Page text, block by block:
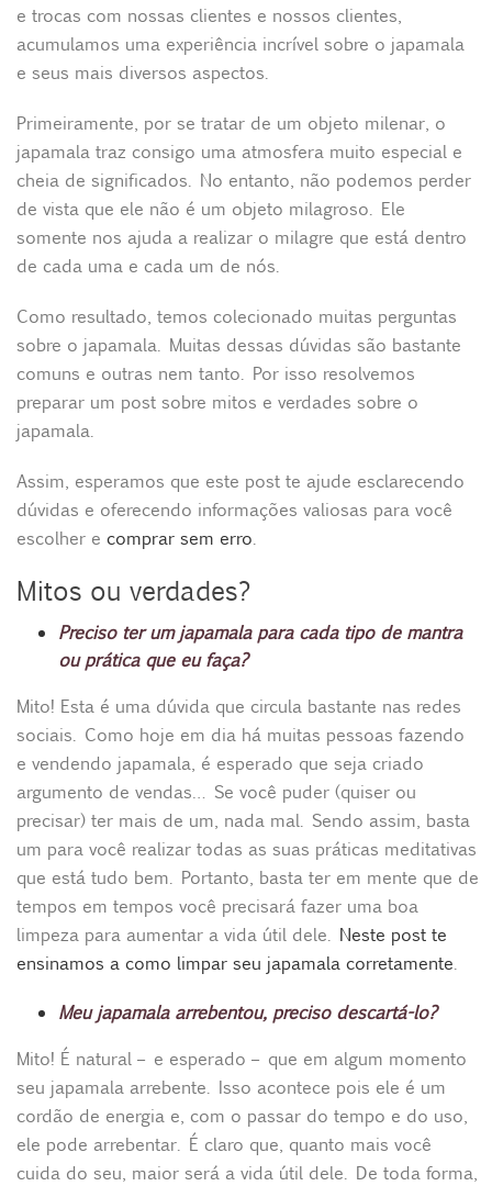
p
p
o
k
g
e
r
e
s
t
e trocas com nossas clientes e nossos clientes,
acumulamos uma experiência incrível sobre o japamala
e seus mais diversos aspectos.
Primeiramente, por se tratar de um objeto milenar, o
japamala traz consigo uma atmosfera muito especial e
cheia de significados. No entanto, não podemos perder
de vista que ele não é um objeto milagroso. Ele
somente nos ajuda a realizar o milagre que está dentro
de cada uma e cada um de nós.
Como resultado, temos colecionado muitas perguntas
sobre o japamala. Muitas dessas dúvidas são bastante
comuns e outras nem tanto. Por isso resolvemos
preparar um post sobre mitos e verdades sobre o
japamala.
Assim, esperamos que este post te ajude esclarecendo
dúvidas e oferecendo informações valiosas para você
escolher e comprar sem erro.
Mitos ou verdades?
Preciso ter um japamala para cada tipo de mantra
ou prática que eu faça?
Mito! Esta é uma dúvida que circula bastante nas redes
sociais. Como hoje em dia há muitas pessoas fazendo
e vendendo japamala, é esperado que seja criado
argumento de vendas… Se você puder (quiser ou
precisar) ter mais de um, nada mal. Sendo assim, basta
um para você realizar todas as suas práticas meditativas
que está tudo bem. Portanto, basta ter em mente que de
tempos em tempos você precisará fazer uma boa
limpeza para aumentar a vida útil dele. Neste post te
ensinamos a como limpar seu japamala corretamente.
Meu japamala arrebentou, preciso descartá-lo?
Mito! É natural – e esperado – que em algum momento
seu japamala arrebente. Isso acontece pois ele é um
cordão de energia e, com o passar do tempo e do uso,
ele pode arrebentar. É claro que, quanto mais você
cuida do seu, maior será a vida útil dele. De toda forma,